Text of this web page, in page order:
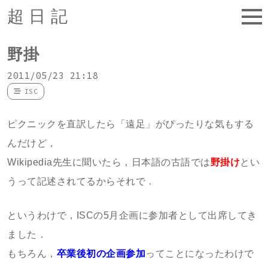
超日記
野掛
2011/05/23 21:18
ISC
ピクニックを直訳したら「遠足」がぴったりな気もする
んだけど，
Wikipedia先生に聞いたら，日本語の古語では野掛けとい
うって記述されてるからそれで．
というわけで，ISCの5月企画に参加者として出席してき
ました．
もちろん， 卒業後初の企画参加ってことになったわけで